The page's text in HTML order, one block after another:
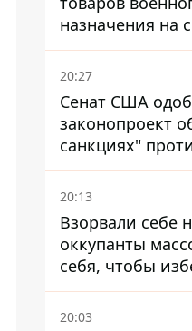
назначения на
миллионов, но
изменили
20:27
Сенат США
законопроект
санкциях"
Ирана
20:13
Взорвали себе
оккупанты
себя, чтобы
штурмов - ГУР
20:03